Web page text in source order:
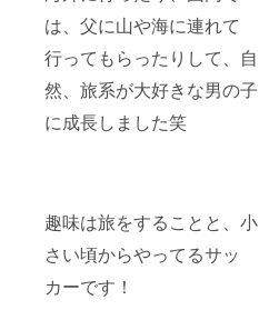
は、父に山や海に連れて
行ってもらったりして、自
然、旅系が大好きな男の子
に成長しました笑
趣味は旅をすることと、小
さい頃からやってるサッ
カーです！